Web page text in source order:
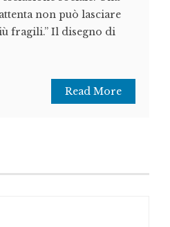
non può lasciare
fragili.” Il disegno di
Read More